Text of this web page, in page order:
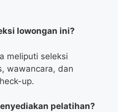
lowongan ini?
meliputi seleksi
wawancara, dan
up.
pelatihan?